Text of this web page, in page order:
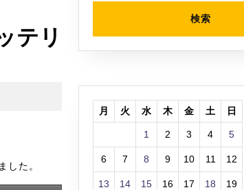
テリ
した。
月 火 水 木 金 土 日
1 2 3 4 5
6 7 8 9 10 11 12
13 14 15 16 17 18 19